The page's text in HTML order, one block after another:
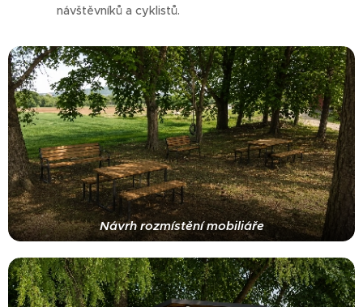
návštěvníků a cyklistů.
Návrh rozmístění mobiliáře